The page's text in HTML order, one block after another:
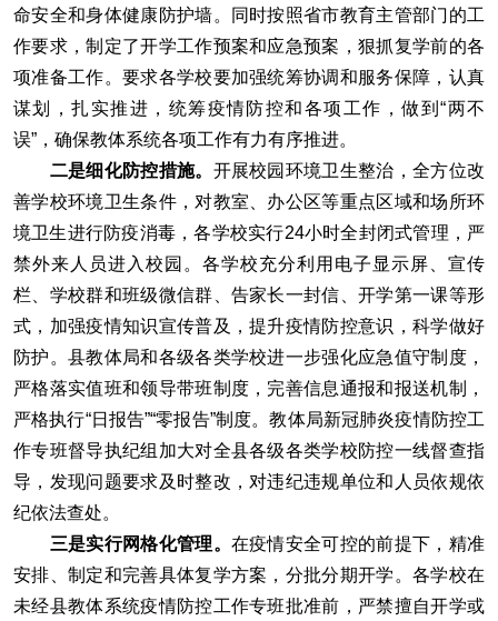
命安全和身体健康防护墙。同时按照省市教育主管部门的工
作要求，制定了开学工作预案和应急预案，狠抓复学前的各
项准备工作。要求各学校要加强统筹协调和服务保障，认真
谋划，扎实推进，统筹疫情防控和各项工作，做到“两不
误”，确保教体系统各项工作有力有序推进。
二是细化防控措施。 开展校园环境卫生整治，全方位改
善学校环境卫生条件，对教室、办公区等重点区域和场所环
境卫生进行防疫消毒，各学校实行24小时全封闭式管理，严
禁外来人员进入校园。各学校充分利用电子显示屏、宣传
栏、学校群和班级微信群、告家长一封信、开学第一课等形
式，加强疫情知识宣传普及，提升疫情防控意识，科学做好
防护。县教体局和各级各类学校进一步强化应急值守制度，
严格落实值班和领导带班制度，完善信息通报和报送机制，
严格执行“日报告”“零报告”制度。教体局新冠肺炎疫情防控工
作专班督导执纪组加大对全县各级各类学校防控一线督查指
导，发现问题要求及时整改，对违纪违规单位和人员依规依
纪依法查处。
三是实行网格化管理。 在疫情安全可控的前提下，精准
安排、制定和完善具体复学方案，分批分期开学。各学校在
未经县教体系统疫情防控工作专班批准前，严禁擅自开学或